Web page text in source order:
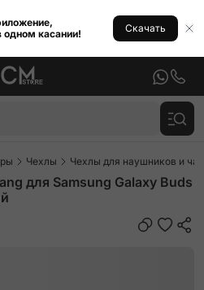
одном касании!
Скачать
Чехлы Чехлы для наушников и
для Samsung Galaxy Buds